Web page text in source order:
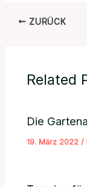
ZURÜCK
Related
Die
19. März 2022 /